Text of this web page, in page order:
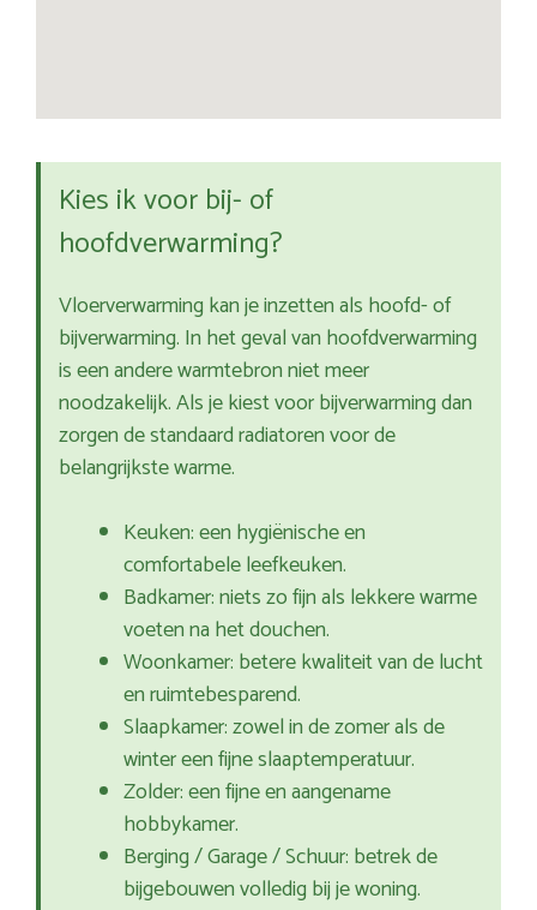
Kies ik voor bij- of
hoofdverwarming?
Vloerverwarming kan je inzetten als hoofd- of
bijverwarming. In het geval van hoofdverwarming
is een andere warmtebron niet meer
noodzakelijk. Als je kiest voor bijverwarming dan
zorgen de standaard radiatoren voor de
belangrijkste warme.
Keuken: een hygiënische en
comfortabele leefkeuken.
Badkamer: niets zo fijn als lekkere warme
voeten na het douchen.
Woonkamer: betere kwaliteit van de lucht
en ruimtebesparend.
Slaapkamer: zowel in de zomer als de
winter een fijne slaaptemperatuur.
Zolder: een fijne en aangename
hobbykamer.
Berging / Garage / Schuur: betrek de
bijgebouwen volledig bij je woning.